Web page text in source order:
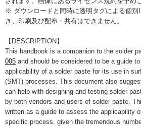
※ ダウンロードと同時に透明タグによる個別
き、印刷及び配布・共有はできません。
【DESCRIPTION】
This handbook is a companion to the solder
005 and should be considered to be a guide
applicability of a solder paste for its use in
(SMT) processes. This document also
can help with designing and testing solder
by both vendors and users of solder paste.
written as a guide to assess the applicability
specific process, given the tremendous